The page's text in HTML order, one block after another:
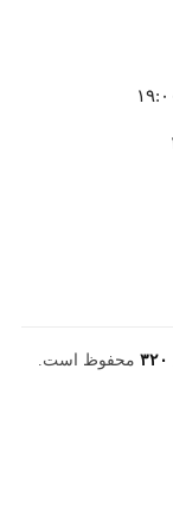
محفوظ است.